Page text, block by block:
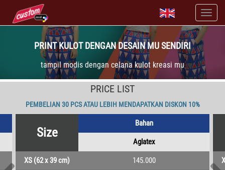
PRINT KULOT DENGAN DESAIN MU SENDIRI
tampil modis dengan celana kulot kreasi mu
PRICE LIST
PEMBELIAN 30 PCS ATAU LEBIH MENDAPATKAN DISKON 10%
Size
Bahan
Aglatex
XS (62 x 39 cm) 145.000